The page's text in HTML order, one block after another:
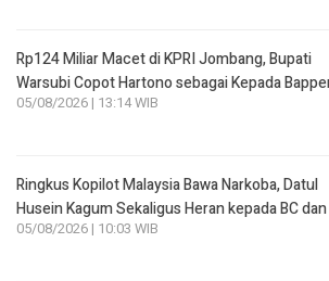
Rp124 Miliar Macet di KPRI Jombang, Bupati
Warsubi Copot Hartono sebagai Kepada
05/08/2026 | 13:14 WIB
Ringkus Kopilot Malaysia Bawa Narkoba, Datul
Husein Kagum Sekaligus Heran kepada BC dan
05/08/2026 | 10:03 WIB